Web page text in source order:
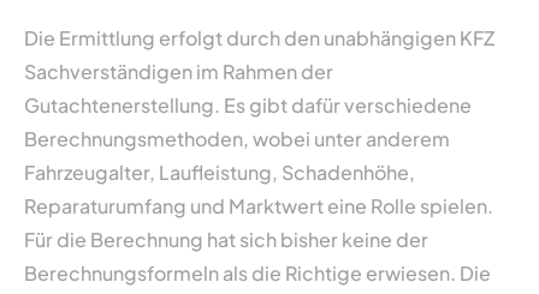
Die Ermittlung erfolgt durch den unabhängigen KFZ
Sachverständigen im Rahmen der
Gutachtenerstellung. Es gibt dafür verschiedene
Berechnungsmethoden, wobei unter anderem
Fahrzeugalter, Laufleistung, Schadenhöhe,
Reparaturumfang und Marktwert eine Rolle spielen.
Für die Berechnung hat sich bisher keine der
Berechnungsformeln als die Richtige erwiesen. Die